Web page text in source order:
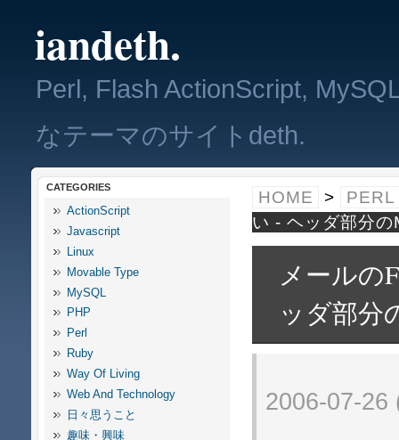
iandeth.
Perl, Flash ActionScript,
なテーマのサイトdeth.
HOME >
PERL
い - ヘッダ部分
メールの
ッダ部分
2006-07-26
CATEGORIES
ActionScript
Javascript
Linux
Movable Type
MySQL
PHP
Perl
Ruby
Way Of Living
Web And Technology
日々思うこと
趣味・興味